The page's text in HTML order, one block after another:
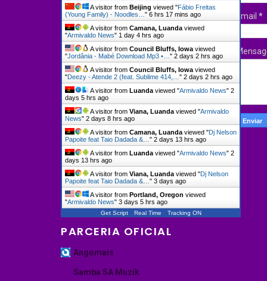
A visitor from Beijing viewed "Fábio Freitas
(Young Family) - Noodles… " 6 hrs 17 mins ago
A visitor from Camana, Luanda viewed
"Armivaldo News" 1 day 4 hrs ago
A visitor from Council Bluffs, Iowa viewed
"Jordânia - Mabé Download Mp3 •… " 2 days 2 hrs ago
A visitor from Council Bluffs, Iowa viewed
"Deezy - Atende 2 (feat. Sublime 414,… " 2 days 2 hrs ago
A visitor from Luanda viewed "Armivaldo News" 2
days 5 hrs ago
A visitor from Viana, Luanda viewed "Armivaldo
News" 2 days 8 hrs ago
A visitor from Camana, Luanda viewed "Dj Nelson
Papoite feat Taio Dadada &… " 2 days 13 hrs ago
A visitor from Luanda viewed "Armivaldo News" 2
days 13 hrs ago
A visitor from Viana, Luanda viewed "Dj Nelson
Papoite feat Taio Dadada &… " 3 days ago
A visitor from Portland, Oregon viewed
"Armivaldo News" 3 days 5 hrs ago
Get Script Real Time Tracking ON
PARCERIA OFICIAL
Angomais
Samba SA Muzik
Email *